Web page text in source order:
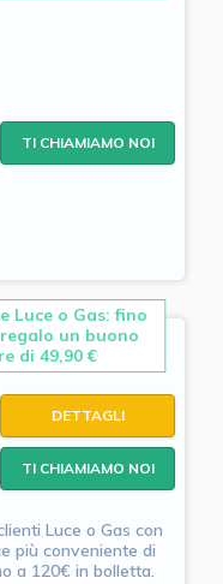
TI CHIAMIAMO NOI
Luce o Gas: fino
un buono
di 49,90 €
DETTAGLI
TI CHIAMIAMO NOI
Luce o Gas con
più conveniente di
a 120€ in bolletta.